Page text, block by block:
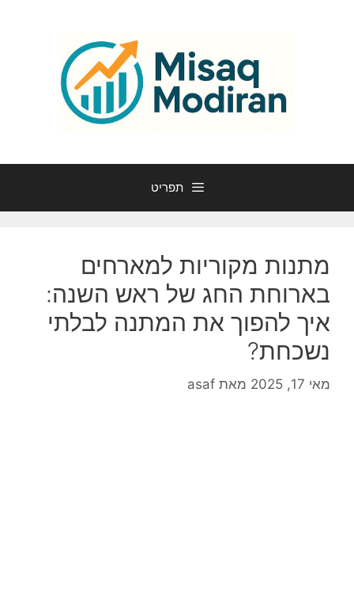
תפריט
מתנות מקוריות למארחים
בארוחת החג של ראש השנה:
איך להפוך את המתנה לבלתי
נשכחת?
מאי 17, 2025 מאת asaf